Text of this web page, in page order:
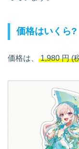
価格はいくら?
価格は、 1,980円(